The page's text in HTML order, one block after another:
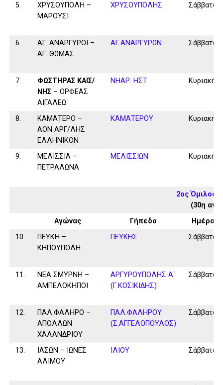
5.
ΧΡΥΣΟΥΠΟΛΗ –
ΜΑΡΟΥΣΙ
ΧΡΥΣΟΥΠΟΛΗΣ Σάββατο
6.
ΑΓ. ΑΝΑΡΓΥΡΟΙ –
ΑΓ. ΘΩΜΑΣ
ΑΓ.ΑΝΑΡΓΥΡΩΝ Σάββατο
7.
ΦΩΣΤΗΡΑΣ ΚΑΙΣ/
ΝΗΣ – ΟΡΦΕΑΣ
ΑΙΓΑΛΕΩ
ΝΗΑΡ. ΗΣΤ Κυριακή
8.
ΚΑΜΑΤΕΡΟ –
ΑΟΝ ΑΡΓ/ΛΗΣ
ΕΛΛΗΝΙΚΟΝ
ΚΑΜΑΤΕΡΟΥ Κυριακή
9.
ΜΕΛΙΣΣΙΑ –
ΠΕΤΡΑΛΩΝΑ
ΜΕΛΙΣΣΙΩΝ Κυριακή
2ος Όμιλος
(30η
Αγώνας
Γήπεδο
Ημέρα
10.
ΠΕΥΚΗ –
ΚΗΠΟΥΠΟΛΗ
ΠΕΥΚΗΣ Σάββατο
11.
ΝΕΑ ΣΜΥΡΝΗ –
ΑΜΠΕΛΟΚΗΠΟΙ
ΑΡΓΥΡΟΥΠΟΛΗΣ Α΄
(Γ.ΚΟΣΙΚΙΔΗΣ)
Σάββατο
12.
ΠΑΛ.ΦΑΛΗΡΟ –
ΑΠΟΛΛΩΝ
ΧΑΛΑΝΔΡΙΟΥ
ΠΑΛ.ΦΑΛΗΡΟΥ
(Σ.ΑΓΓΕΛΟΠΟΥΛΟΣ)
Σάββατο
13.
ΙΑΣΩΝ – ΙΩΝΕΣ
ΑΛΙΜΟΥ
ΙΛΙΟΥ Σάββατο